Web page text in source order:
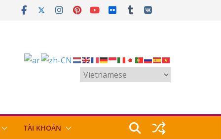
TÀI KHOẢN